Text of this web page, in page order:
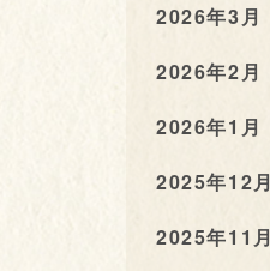
2026年3月
2026年2月
2026年1月
2025年12月
2025年11月